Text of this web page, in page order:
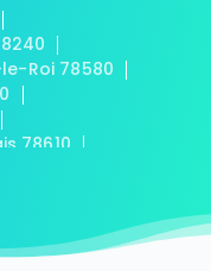
Roi 78580
78610